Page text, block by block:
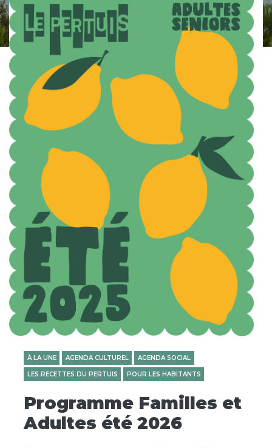
Instagram
À LA UNE AGENDA CULTUREL AGENDA SOCIAL
LES RECETTES DU PERTUIS POUR LES HABITANTS
Programme Familles et
Adultes été 2026